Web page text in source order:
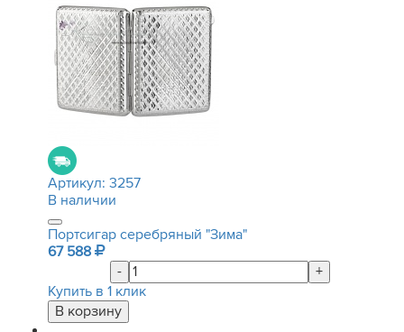
Артикул: 3257
В наличии
Портсигар серебряный "Зима"
67 588
-
+
Купить в 1 клик